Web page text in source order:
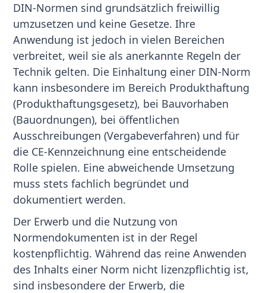
DIN-Normen sind grundsätzlich freiwillig
umzusetzen und keine Gesetze. Ihre
Anwendung ist jedoch in vielen Bereichen
verbreitet, weil sie als anerkannte Regeln der
Technik gelten. Die Einhaltung einer DIN-Norm
kann insbesondere im Bereich Produkthaftung
(Produkthaftungsgesetz), bei Bauvorhaben
(Bauordnungen), bei öffentlichen
Ausschreibungen (Vergabeverfahren) und für
die CE-Kennzeichnung eine entscheidende
Rolle spielen. Eine abweichende Umsetzung
muss stets fachlich begründet und
dokumentiert werden.
Der Erwerb und die Nutzung von
Normendokumenten ist in der Regel
kostenpflichtig. Während das reine Anwenden
des Inhalts einer Norm nicht lizenzpflichtig ist,
sind insbesondere der Erwerb, die